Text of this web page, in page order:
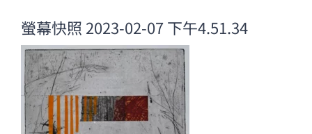
螢幕快照 2023-02-07 下午4.51.34